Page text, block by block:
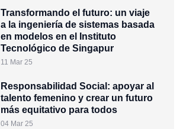
Transformando el futuro: un viaje
a la ingeniería de sistemas basada
en modelos en el Instituto
Tecnológico de Singapur
11 Mar 25
Responsabilidad Social: apoyar al
talento femenino y crear un futuro
más equitativo para todos
04 Mar 25